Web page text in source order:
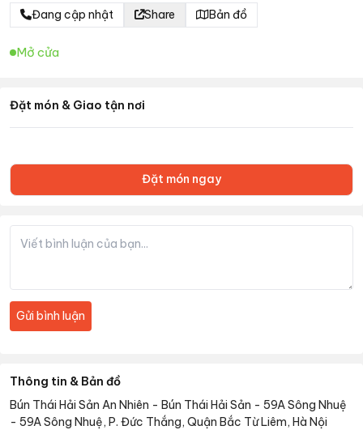
Đang cập nhật Share Bản đồ
Mở cửa
Đặt món & Giao tận nơi
Đặt món ngay
Gửi bình luận
Thông tin & Bản đồ
Bún Thái Hải Sản An Nhiên - Bún Thái Hải Sản - 59A Sông Nhuệ
- 59A Sông Nhuệ, P. Đức Thắng, Quận Bắc Từ Liêm, Hà Nội